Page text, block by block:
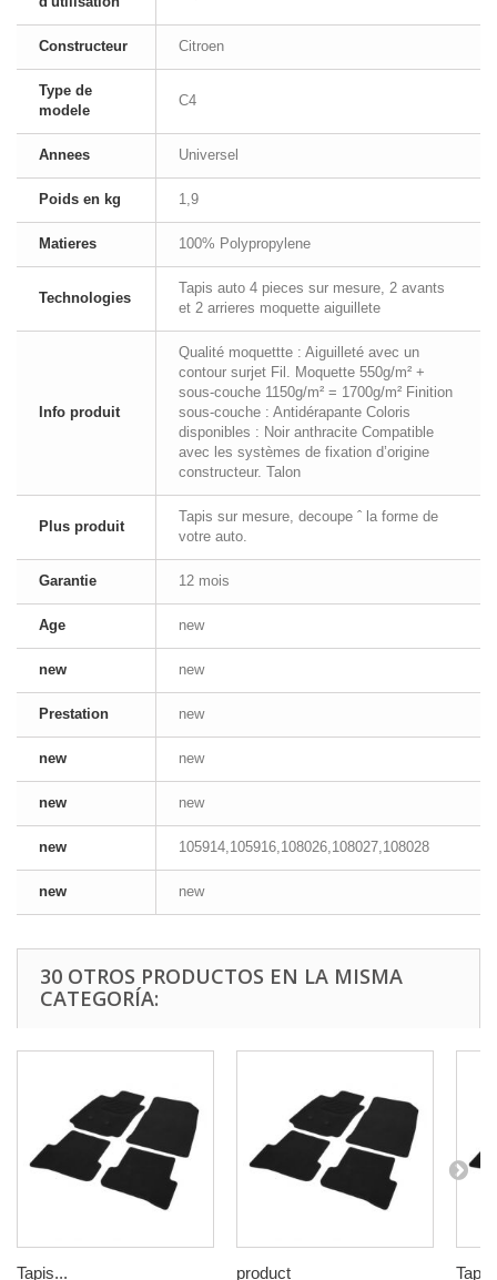
Constructeur Citroen
Type de
modele
C4
Annees Universel
Poids en kg 1,9
Matieres 100% Polypropylene
Technologies
Tapis auto 4 pieces sur mesure, 2 avants
et 2 arrieres moquette aiguillete
Info produit
Qualité moquettte : Aiguilleté avec un
contour surjet Fil. Moquette 550g/m² +
sous-couche 1150g/m² = 1700g/m² Finition
sous-couche : Antidérapante Coloris
disponibles : Noir anthracite Compatible
avec les systèmes de fixation d’origine
constructeur. Talon
Plus produit
Tapis sur mesure, decoupe ˆ la forme de
votre auto.
Garantie 12 mois
Age new
new new
Prestation new
new new
new new
new 105914,105916,108026,108027,108028
new new
30 OTROS PRODUCTOS EN LA MISMA
CATEGORÍA:
Tapis... product